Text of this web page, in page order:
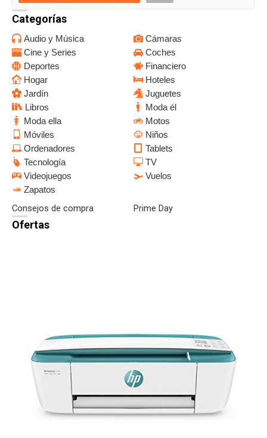
Categorías
Audio y Música
Cámaras
Cine y Series
Coches
Deportes
Financiero
Hogar
Hoteles
Jardín
Juguetes
Libros
Moda él
Moda ella
Motos
Móviles
Niños
Ordenadores
Tablets
Tecnología
TV
Videojuegos
Vuelos
Zapatos
Consejos de compra Prime Day
Ofertas